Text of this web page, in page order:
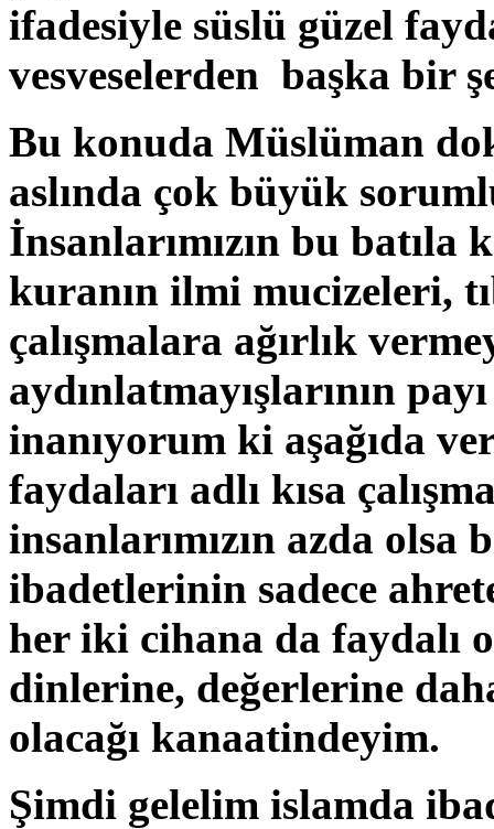
ifadesiyle süslü güzel
vesveselerden başka bir
Bu konuda Müslüman
aslında çok büyük
İnsanlarımızın bu batıla
kuranın ilmi mucizeleri,
çalışmalara ağırlık
aydınlatmayışlarının
inanıyorum ki aşağıda
faydaları adlı kısa
insanlarımızın azda
ibadetlerinin sadece
her iki cihana da faydalı
dinlerine, değerlerine
olacağı kanaatindeyim.
Şimdi gelelim islamda